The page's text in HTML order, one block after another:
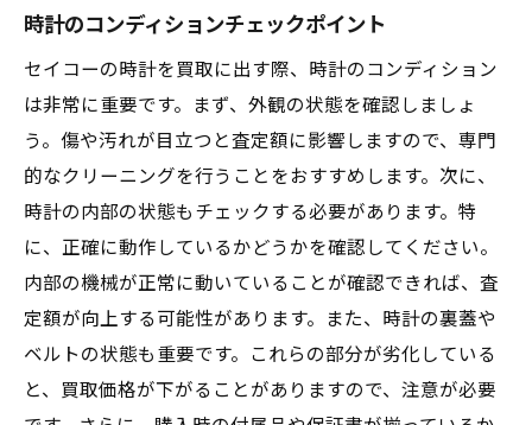
時計のコンディションチェックポイント
セイコーの時計を買取に出す際、時計のコンディション
は非常に重要です。まず、外観の状態を確認しましょ
う。傷や汚れが目立つと査定額に影響しますので、専門
的なクリーニングを行うことをおすすめします。次に、
時計の内部の状態もチェックする必要があります。特
に、正確に動作しているかどうかを確認してください。
内部の機械が正常に動いていることが確認できれば、査
定額が向上する可能性があります。また、時計の裏蓋や
ベルトの状態も重要です。これらの部分が劣化している
と、買取価格が下がることがありますので、注意が必要